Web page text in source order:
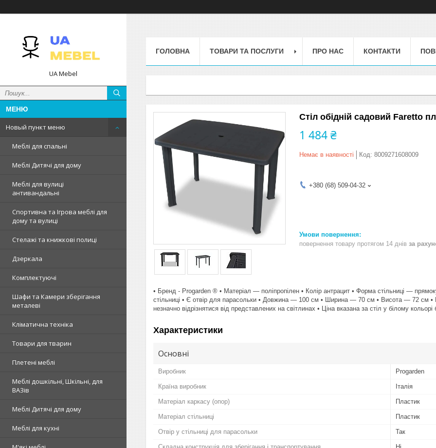
UA Mebel
Новый пункт меню
Меблі для спальні
Меблі Дитячі для дому
Меблі для вулиці
антивандальні
Спортивна та Ігрова меблі для
дому та вулиці
Стелажі та книжкові полиці
Дзеркала
Комплектуючі
Шафи та Камери зберігання
металеві
Кліматична техніка
Товари для тварин
Плетені меблі
Меблі дошкільні, Шкільні, для
ВАЗів
Меблі Дитячі для дому
Меблі для кухні
ГОЛОВНА ТОВАРИ ТА ПОСЛУГИ ПРО НАС КОНТАКТИ
Стіл обідній садовий Faretto
1 484 ₴
Немає в наявності Код: 8009271608009
+380 (68) 509-04-32
повернення товару протягом 14 днів за
• Бренд - Progarden ® • Матеріал — поліпропілен • Колір антрацит • Форма стільниці —
стільниці • Є отвір для парасольки • Довжина — 100 см • Ширина — 70 см • Висота — 72 см •
незначно відрізнятися від представлених на світлинах • Ціна вказана за стіл у білому
Характеристики
Основні
Виробник Progarden
Країна виробник Італія
Матеріал каркасу (опор) Пластик
Матеріал стільниці Пластик
Отвір у стільниці для парасольки Так